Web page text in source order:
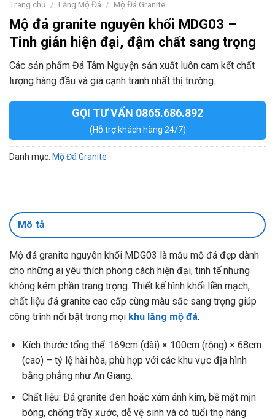
Trang chủ / Lăng Mộ Đá / Mộ Đá Granite
Mộ đá granite nguyên khối MDG03 –
Tinh giản hiện đại, đậm chất sang trọng
Các sản phẩm Đá Tâm Nguyện sản xuất luôn cam kết chất
lượng hàng đầu và giá cạnh tranh nhất thị trường.
GỌI TƯ VẤN 0865.686.892
(Hỗ trợ khách hàng 24/7)
Danh mục: Mộ Đá Granite
Mô tả
Mộ đá granite nguyên khối MDG03 là mẫu mộ đá đẹp dành
cho những ai yêu thích phong cách hiện đại, tinh tế nhưng
không kém phần trang trọng. Thiết kế hình khối liền mạch,
chất liệu đá granite cao cấp cùng màu sắc sang trọng giúp
công trình nổi bật trong mọi khu lăng mộ đá.
Kích thước tổng thể: 169cm (dài) × 100cm (rộng) × 68cm
(cao) – tỷ lệ hài hòa, phù hợp với các khu vực địa hình
bằng phẳng như An Giang.
Chất liệu: Đá granite đen hoặc xám ánh kim, bề mặt mịn
bóng, chống trầy xước, dễ vệ sinh và có tuổi thọ hàng